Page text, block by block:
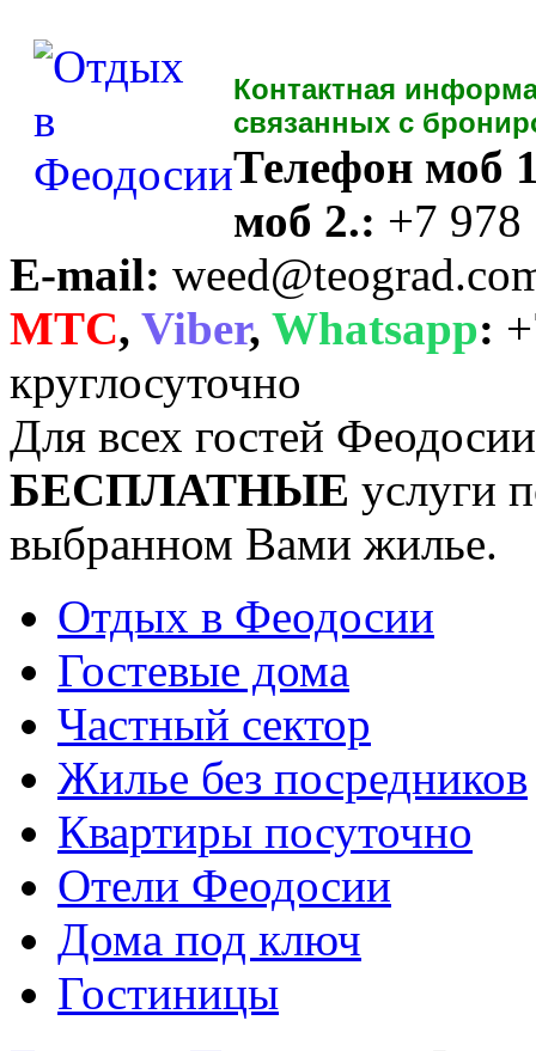
Контактная
связанных с
Телефон моб
моб 2.: +7 978
E-mail:
MTC, Viber, Whatsapp:
круглосуточно
Для всех гостей
БЕСПЛАТНЫЕ услуги
выбранном Вами жилье.
Отдых в Феодосии
Гостевые дома
Частный сектор
Жилье без посредников
Квартиры посуточно
Отели Феодосии
Дома под ключ
Гостиницы